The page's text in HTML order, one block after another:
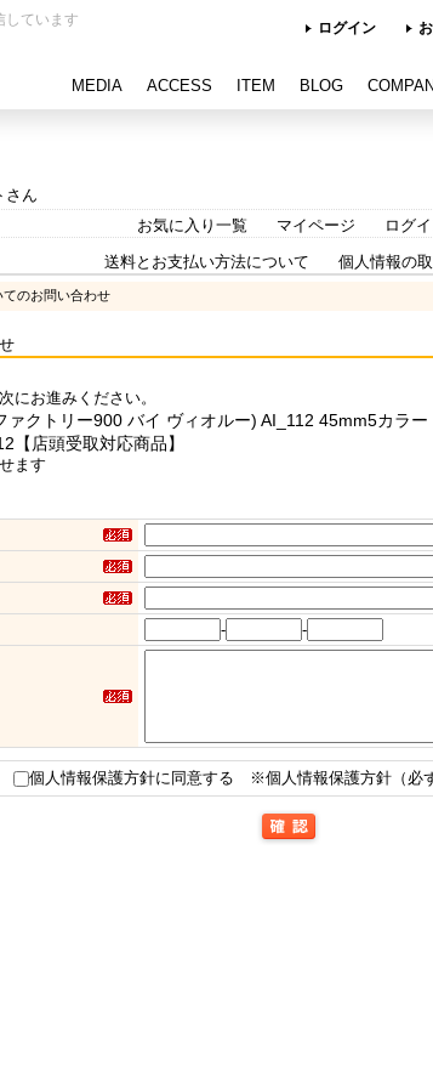
しています ログイン
MEDIA ACCESS ITEM BLOG
さん
お気に入り一覧
マイページ ログ
送料とお支払い方法について
個人情報の
てのお問い合わせ
にお進みください。
ァクトリー900 バイ ヴィオルー) AI_112 45mm5カラ
【店頭受取対応商品】
ます
- -
個人情報保護方針に同意する ※個人情報保護方針（必